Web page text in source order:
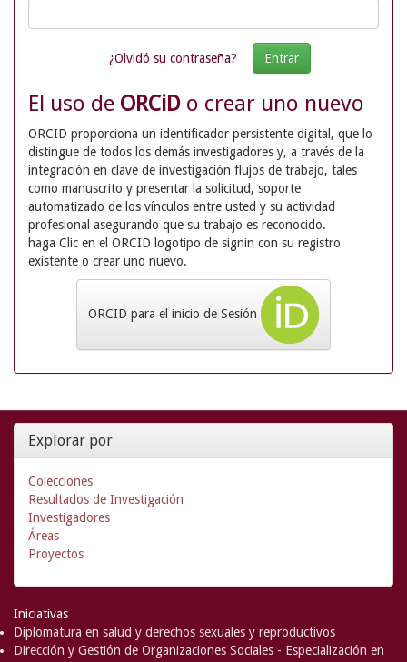
¿Olvidó su contraseña?
El uso de ORCiD o crear uno nuevo
ORCID proporciona un identificador persistente digital, que lo
distingue de todos los demás investigadores y, a través de la
integración en clave de investigación flujos de trabajo, tales
como manuscrito y presentar la solicitud, soporte
automatizado de los vínculos entre usted y su actividad
profesional asegurando que su trabajo es reconocido.
haga Clic en el ORCID logotipo de signin con su registro
existente o crear uno nuevo.
ORCID para el inicio de Sesión
Explorar por
Colecciones
Resultados de Investigación
Investigadores
Áreas
Proyectos
Iniciativas
Diplomatura en salud y derechos sexuales y reproductivos
Dirección y Gestión de Organizaciones Sociales - Especialización en